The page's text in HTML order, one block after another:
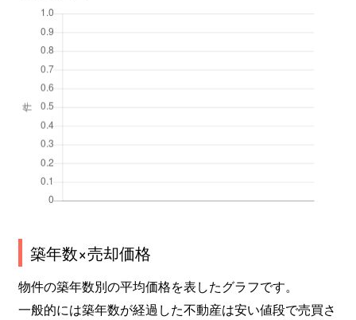
築年数×売却価格
物件の築年数別の平均価格を表したグラフです。
一般的には築年数が経過した不動産は安い値段で売買さ